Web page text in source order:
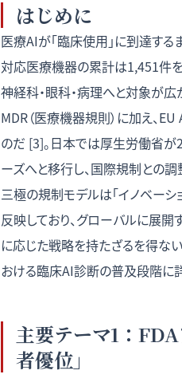
はじめに
医療AIが「臨床使用」に到達する
対応医療機器の累計は1,451件
神経科・眼科・病理へと対象が広
MDR（医療機器規則）に加え、
のだ [3]。日本では厚生労働省
ーズへと移行し、国際規制との
三極の規制モデルは「イノベーシ
反映しており、グローバルに展開
に応じた戦略を持たざるを得な
おける臨床AI診断の普及段階に
主要テーマ1：
者優位」